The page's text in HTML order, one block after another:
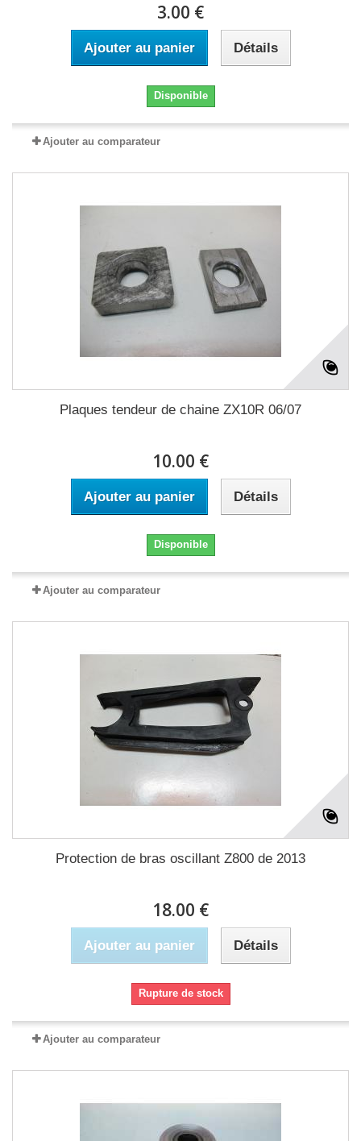
3.00 €
Ajouter au panier Détails
Disponible
Ajouter au comparateur
Plaques tendeur de chaine ZX10R 06/07
10.00 €
Ajouter au panier Détails
Disponible
Ajouter au comparateur
Protection de bras oscillant Z800 de 2013
18.00 €
Ajouter au panier Détails
Rupture de stock
Ajouter au comparateur